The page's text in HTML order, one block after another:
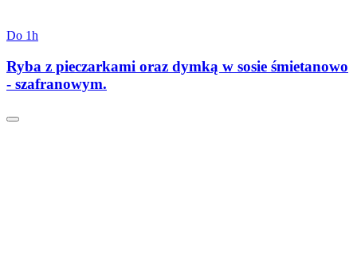
Do 1h
Ryba z pieczarkami oraz dymką w sosie śmietanowo
- szafranowym.